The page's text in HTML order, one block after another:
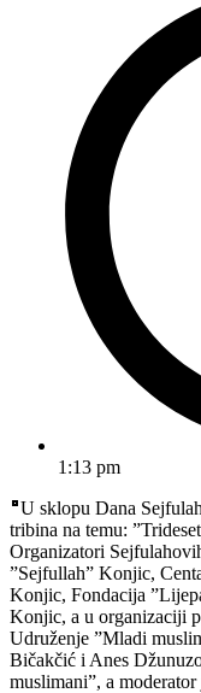
1:13 pm
U sklopu Dana
tribina na temu:
Organizatori
”Sejfullah” Konjic,
Konjic, Fondacija
Konjic, a u organizaciji
Udruženje ”Mladi
Bičakčić i Anes
muslimani”, a